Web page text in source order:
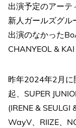
出演予定のアーテ
新人ガールズグ
出演のなかった
CHANYEOL &
昨年2024年2月に
起、SUPER
(IRENE & SEULGI
WayV、RIIZE、